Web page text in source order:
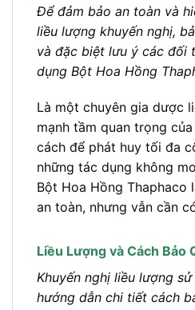
Để đảm bảo an toàn và
liều lượng khuyến nghị,
và đặc biệt lưu ý các đối
dụng Bột Hoa Hồng
Là một chuyên gia dược
mạnh tầm quan trọng
cách để phát huy tối đa
những tác dụng không
Bột Hoa Hồng Thaphaco
an toàn, nhưng vẫn cần
Liều Lượng và Cách Bảo
Khuyến nghị liều lượng
hướng dẫn chi tiết cách